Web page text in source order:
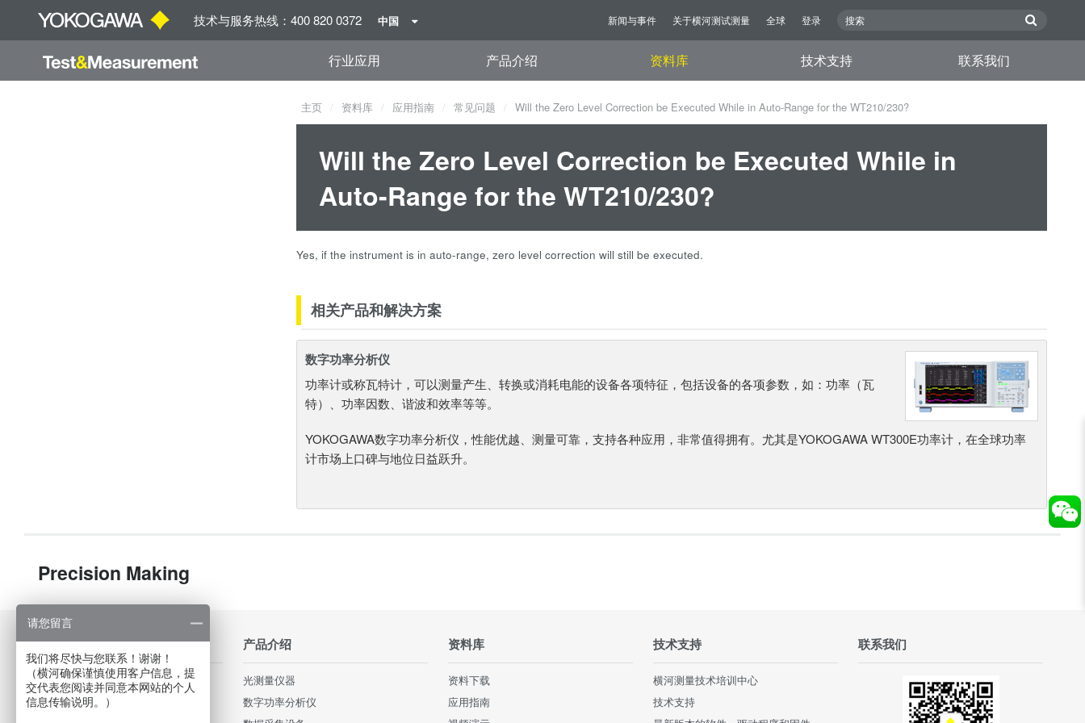
技术与服务热线：400 820 0372 中国 新闻与事件 关于横河测试测量 全球 登录
行业应用 产品介绍 资料库 技术支持 联系我们
主页 资料库 应用指南 常见问题 Will the Zero Level Correction be Executed While in Auto-Range for the WT210/230?
Will the Zero Level Correction be Executed While in
Auto-Range for the WT210/230?
Yes, if the instrument is in auto-range, zero level correction will still be executed.
相关产品和解决方案
数字功率分析仪
功率计或称瓦特计，可以测量产生、转换或消耗电能的设备各项特征，包括设备的各项参数，如：功率（瓦
特）、功率因数、谐波和效率等等。
YOKOGAWA数字功率分析仪，性能优越、测量可靠，支持各种应用，非常值得拥有。尤其是YOKOGAWA WT300E功率计，在全球功率
计市场上口碑与地位日益跃升。
Precision Making
行业应用
轨道交通和高速铁路
照明和电源
产品介绍
光测量仪器
数字功率分析仪
资料库
资料下载
应用指南
技术支持
横河测量技术培训中心
技术支持
联系我们
请您留言
我们将尽快与您联系！谢谢！
（横河确保谨慎使用客户信息，提
交代表您阅读并同意本网站的个人
信息传输说明。）